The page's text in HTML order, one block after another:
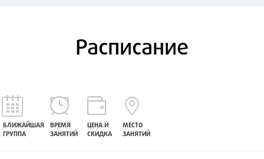
Расписание
БЛИЖАЙШАЯ
ГРУППА
ВРЕМЯ
ЗАНЯТИЙ
ЦЕНА И
СКИДКА
МЕСТО
ЗАНЯТИЙ